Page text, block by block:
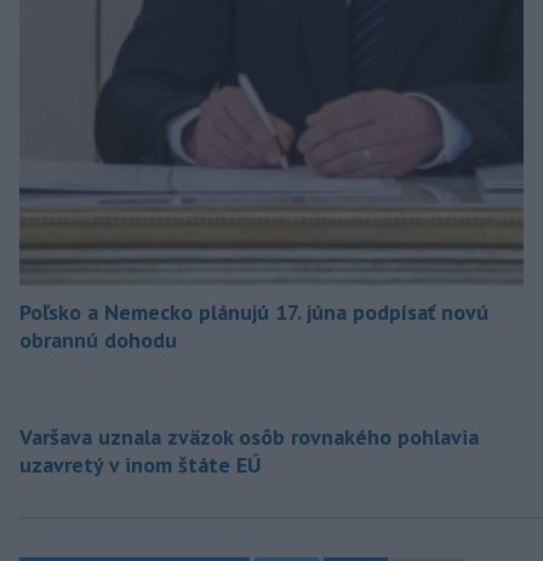
Poľsko a Nemecko plánujú 17. júna podpísať novú
obrannú dohodu
Varšava uznala zväzok osôb rovnakého pohlavia
uzavretý v inom štáte EÚ